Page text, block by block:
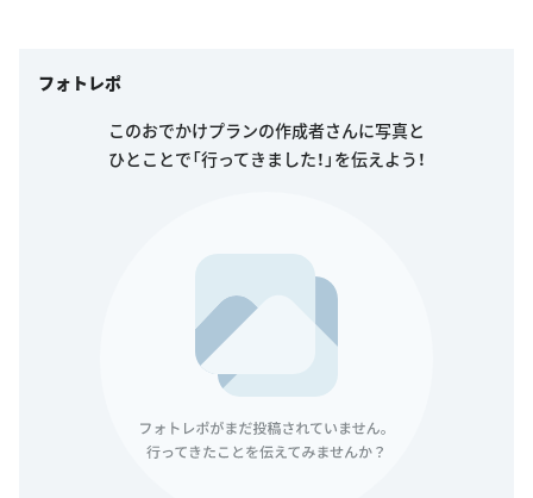
フォトレポ
このおでかけプランの作成者さんに写真と
ひとことで「行ってきました！」を伝えよう！